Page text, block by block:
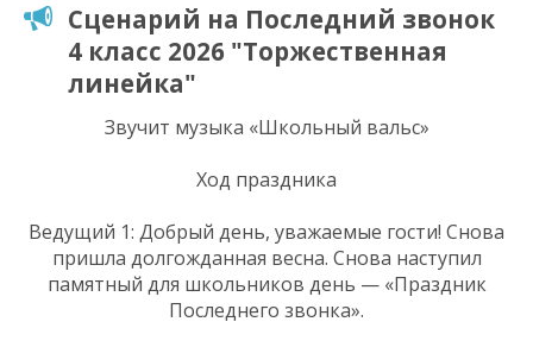
Сценарий на Последний звонок
4 класс 2026 "Торжественная
линейка"
Звучит музыка «Школьный вальс»
Ход праздника
Ведущий 1: Добрый день, уважаемые гости! Снова
пришла долгожданная весна. Снова наступил
памятный для школьников день — «Праздник
Последнего звонка».